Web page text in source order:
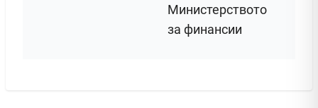
Министерството
за финансии